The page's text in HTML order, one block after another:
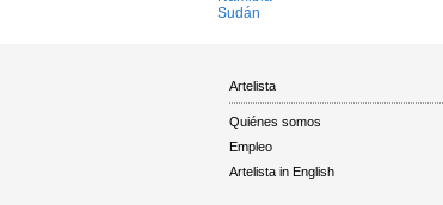
Sudán
Artelista
Quiénes somos
Empleo
Artelista in English